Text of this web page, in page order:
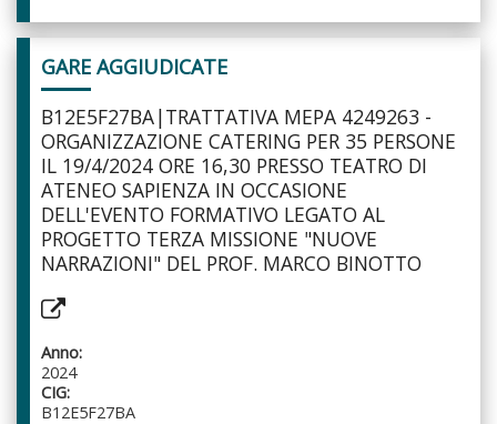
GARE AGGIUDICATE
B12E5F27BA|TRATTATIVA MEPA 4249263 -
ORGANIZZAZIONE CATERING PER 35 PERSONE
IL 19/4/2024 ORE 16,30 PRESSO TEATRO DI
ATENEO SAPIENZA IN OCCASIONE
DELL'EVENTO FORMATIVO LEGATO AL
PROGETTO TERZA MISSIONE "NUOVE
NARRAZIONI" DEL PROF. MARCO BINOTTO
Anno:
2024
CIG:
B12E5F27BA